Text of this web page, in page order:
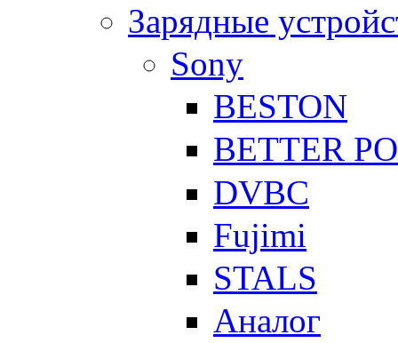
Зарядные
Sony
BESTON
BETTER
DVBC
Fujimi
STALS
Аналог